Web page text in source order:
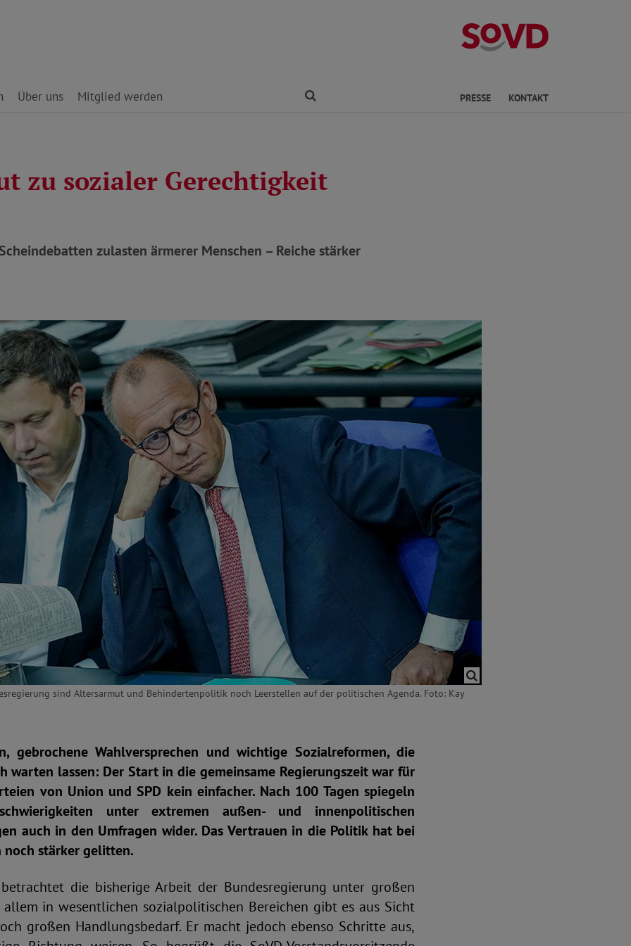
Landesverband
Über uns Mitglied werden PRESSE KONTAKT
zu sozialer Gerechtigkeit
zulasten ärmerer Menschen – Reiche stärker
sind Altersarmut und Behindertenpolitik noch Leerstellen auf der politischen Agenda. Foto: Kay
gebrochene Wahlversprechen und wichtige Sozialreformen, die
warten lassen: Der Start in die gemeinsame Regierungszeit war für
von Union und SPD kein einfacher. Nach 100 Tagen spiegeln
unter extremen außen- und innenpolitischen
auch in den Umfragen wider. Das Vertrauen in die Politik hat bei
noch stärker gelitten.
die bisherige Arbeit der Bundesregierung unter großen
allem in wesentlichen sozialpolitischen Bereichen gibt es aus Sicht
großen Handlungsbedarf. Er macht jedoch ebenso Schritte aus,